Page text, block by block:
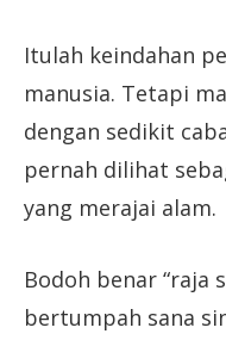
Itulah keindahan
manusia. Tetapi
dengan sedikit
pernah dilihat
yang merajai alam.
Bodoh benar “raja
bertumpah sana